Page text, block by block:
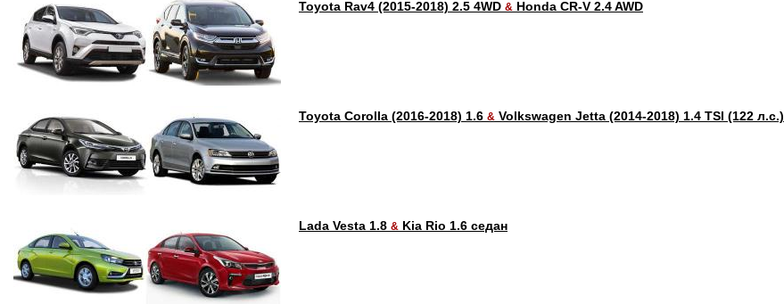
Toyota Rav4 (2015-2018) 2.5 4WD & Honda CR-V 2.4 AWD
Toyota Corolla (2016-2018) 1.6 & Volkswagen Jetta (2014-2018) 1.4 TSI (122 л.с.)
Lada Vesta 1.8 & Kia Rio 1.6 седан